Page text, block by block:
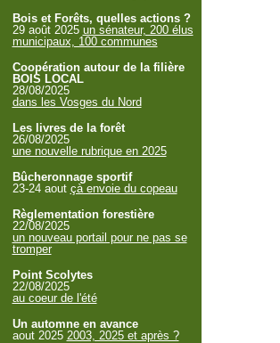
Bois et Forêts, quelles actions ?
29 août 2025 un sénateur, 200 élus
municipaux, 100 communes
Coopération autour de la filière
BOIS LOCAL
28/08/2025
dans les Vosges du Nord
Les livres de la forêt
26/08/2025
une nouvelle rubrique en 2025
Bûcheronnage sportif
23-24 aout çà envoie du copeau
Règlementation forestière
22/08/2025
un nouveau portail pour ne pas se
tromper
Point Scolytes
22/08/2025
au coeur de l'été
Un automne en avance
aout 2025 2003, 2025 et après ?